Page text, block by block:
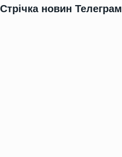
Стрічка новин Телеграм